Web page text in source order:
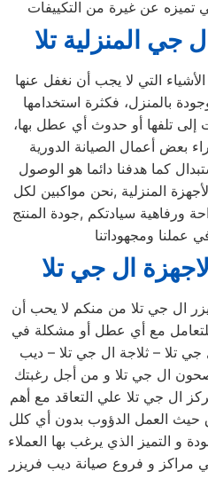
ال جي المنزليةتلا
التي لا يجب أن نغفل عنها
بالمنزل، فكثرة استخدامها
إلى تلفها أو حدوث أي عطل بها،
بعض أعمال الصيانة الدورية
كما هدفنا دائما هو الوصول
المنزلية ,نحن مواكبين لكل
ورفاهية سيادتكم ,جودة المنتج
ومجهوداتنا
ال جي تلا
ال جي تلا من منكم لا يحب أن
مع أي عطل أو مشكلة في
تلا – ثلاجة ال جي تلا – ديب
ال جي تلا و من أجل رغبتك
ال جي تلا علي التعاقد مع أهم
حيث العمل الدؤوب بدون أي كلل
و التميز الذي يرغب بها العملاء
مراكز و فروع صيانة ديب فريزر